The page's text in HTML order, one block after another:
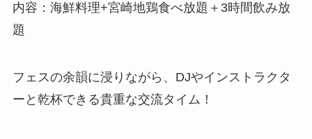
内容：海鮮料理+宮崎地鶏食べ放題＋3時間飲み放
題
フェスの余韻に浸りながら、DJやインストラクタ
ーと乾杯できる貴重な交流タイム！